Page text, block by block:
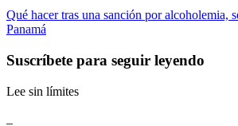
Qué hacer tras una sanción por alcoholemia,
Panamá
Suscríbete para seguir leyendo
Lee sin límites